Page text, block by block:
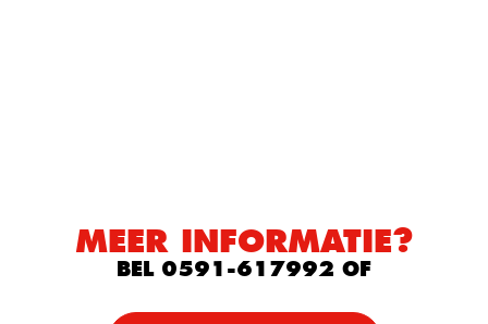
MEER INFORMATIE?
BEL 0591-617992 OF